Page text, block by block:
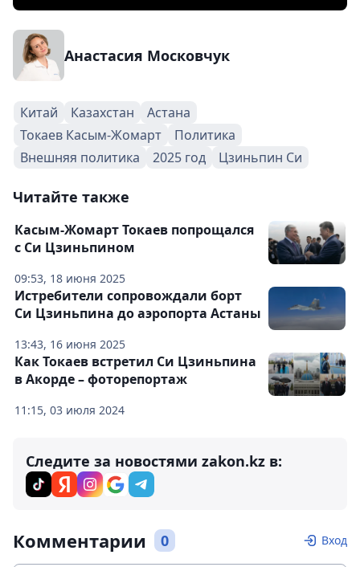
Анастасия Московчук
Китай Казахстан
Астана
Токаев Касым-Жомарт
Политика
Внешняя политика
2025 год Цзиньпин Си
Читайте также
09:53, 18 июня 2025
Касым-Жомарт Токаев попрощался
с Си Цзиньпином
13:43, 16 июня 2025
Истребители сопровождали борт
Си Цзиньпина до аэропорта Астаны
11:15, 03 июля 2024
Как Токаев встретил Си Цзиньпина
в Акорде – фоторепортаж
Следите за новостями zakon.kz в:
Комментарии 0 Вход